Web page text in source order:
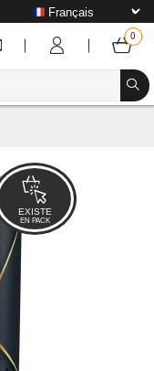
EXISTE
EN PACK